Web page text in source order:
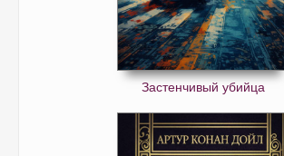
Застенчивый убийца